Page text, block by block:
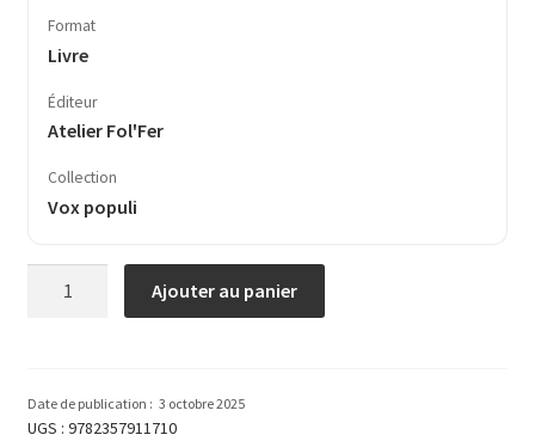
Format
Livre
Éditeur
Atelier Fol'Fer
Collection
Vox populi
Ajouter au panier
Date de publication : 3 octobre 2025
UGS : 9782357911710